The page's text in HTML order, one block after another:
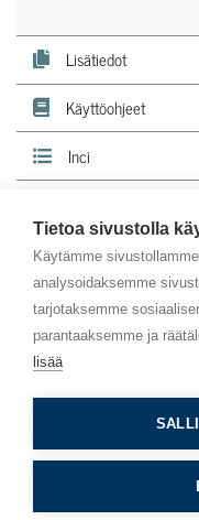
Tietoa sivustolla
Käytämme
analysoidaksemme
tarjotaksemme
parantaaksemme ja
lisää
Lisätiedot
Käyttöohjeet
Inci
Lehdestä